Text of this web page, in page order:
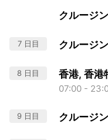
クルージ
7 日目 クルージ
8 日目 香港, 香港
07:00 -
9 日目 クルージ